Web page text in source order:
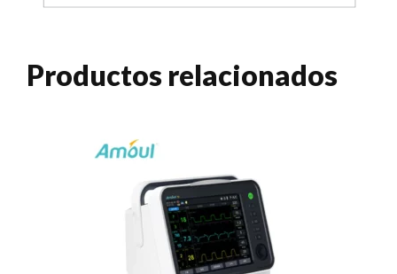
Productos relacionados